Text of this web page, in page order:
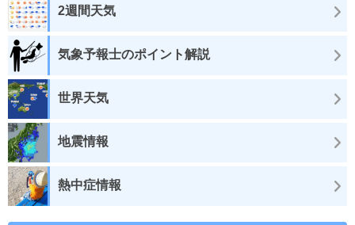
2週間天気
気象予報士のポイント解説
世界天気
地震情報
熱中症情報